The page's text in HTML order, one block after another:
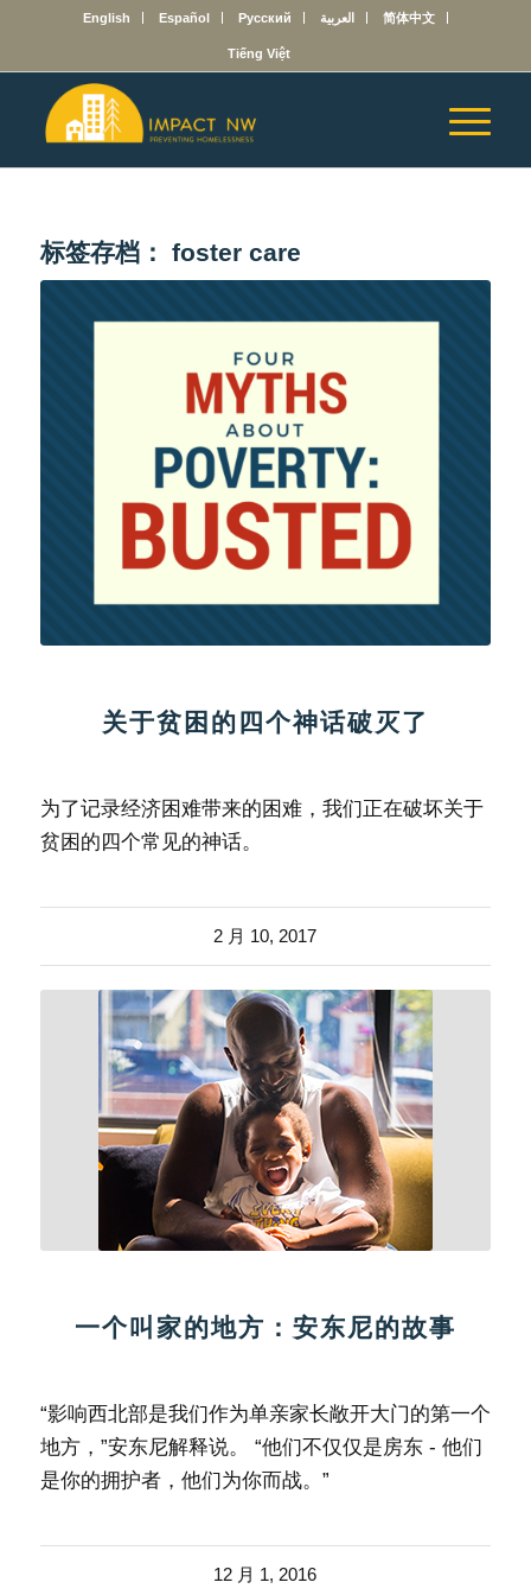
English Español Русский العربية 简体中文
Tiếng Việt
标签存档： foster care
关于贫困的四个神话破灭了
为了记录经济困难带来的困难，我们正在破坏关于
贫困的四个常见的神话。
2 月 10, 2017
一个叫家的地方：安东尼的故事
“影响西北部是我们作为单亲家长敞开大门的第一个
地方，”安东尼解释说。 “他们不仅仅是房东 - 他们
是你的拥护者，他们为你而战。”
12 月 1, 2016